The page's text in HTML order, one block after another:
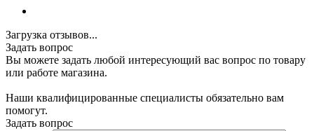
Загрузка отзывов...
Задать вопрос
Вы можете задать любой интересующий вас вопрос по товару
или работе магазина.
Наши квалифицированные специалисты обязательно вам
помогут.
Задать вопрос